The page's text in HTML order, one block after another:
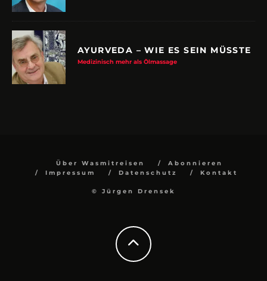
AYURVEDA – WIE ES SEIN MÜSSTE
Medizinisch mehr als Ölmassage
Über Wasmitreisen
Abonnieren
Impressum
Datenschutz Kontakt
© Jürgen Drensek